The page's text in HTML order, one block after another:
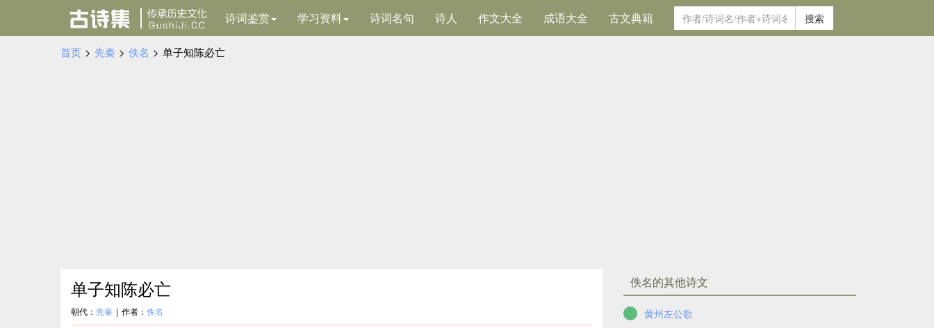
诗词鉴赏 学习资料 诗词名句 诗人 作文大全 成语大全 古文典籍 搜索
首页 > 先秦 > 佚名 > 单子知陈必亡
单子知陈必亡
朝代： 先秦 | 作者： 佚名
佚名的其他诗文
黄州左公歌